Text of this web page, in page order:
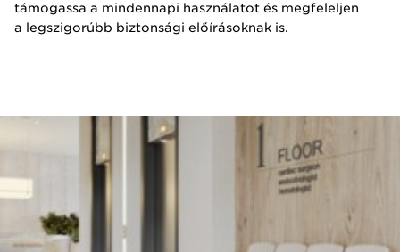
támogassa a mindennapi használatot és megfeleljen
a legszigorúbb biztonsági előírásoknak is.